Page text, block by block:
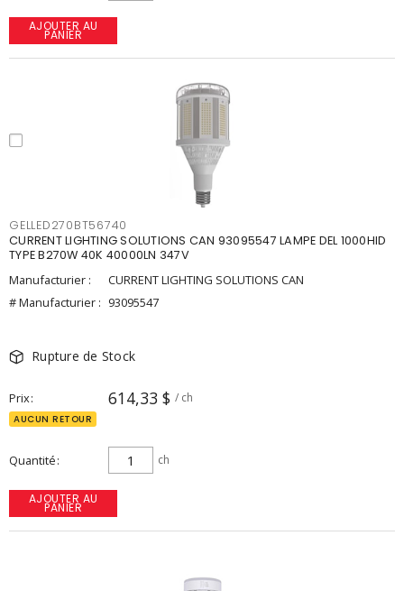
AJOUTER AU
PANIER
GELLED270BT56740
CURRENT LIGHTING SOLUTIONS CAN 93095547 LAMPE DEL 1000HID
TYPE B270W 40K 40000LN 347V
Manufacturier :
CURRENT LIGHTING SOLUTIONS CAN
# Manufacturier : 93095547
Rupture de Stock
Prix 614,33 $ / ch
AUCUN RETOUR
Quantité ch
AJOUTER AU
PANIER